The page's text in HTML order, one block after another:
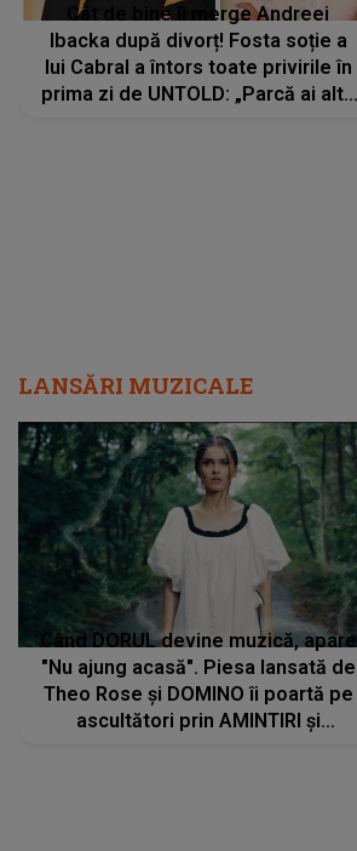
Cât de bine îi merge Andreei
Ibacka după divorț! Fosta soție a
lui Cabral a întors toate privirile în
prima zi de UNTOLD: „Parcă ai altă
LANSĂRI MUZICALE
Când DORUL devine muzică, apare
"Nu ajung acasă". Piesa lansată de
Theo Rose și DOMINO îi poartă pe
ascultători prin AMINTIRI și